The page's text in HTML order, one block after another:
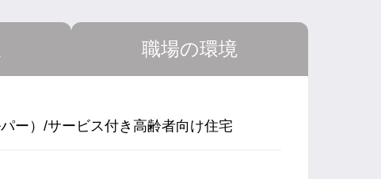
職場の環境
ー）/サービス付き高齢者向け住宅